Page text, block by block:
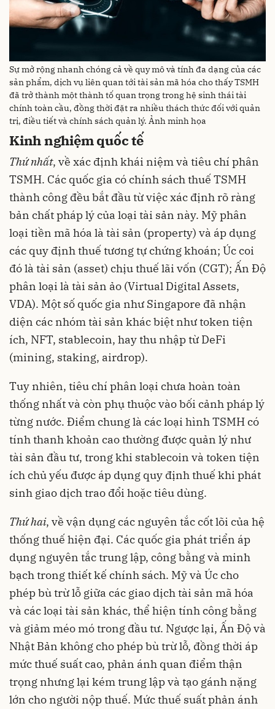
Sự mở rộng nhanh chóng cả về quy mô và tính đa dạng của các
sản phẩm, dịch vụ liên quan tới tài sản mã hóa cho thấy TSMH
đã trở thành một thành tố quan trọng trong hệ sinh thái tài
chính toàn cầu, đồng thời đặt ra nhiều thách thức đối với quản
trị, điều tiết và chính sách quản lý. Ảnh minh họa
Kinh nghiệm quốc tế
Thứ nhất, về xác định khái niệm và tiêu chí phân
TSMH. Các quốc gia có chính sách thuế TSMH
thành công đều bắt đầu từ việc xác định rõ ràng
bản chất pháp lý của loại tài sản này. Mỹ phân
loại tiền mã hóa là tài sản (property) và áp dụng
các quy định thuế tương tự chứng khoán; Úc coi
đó là tài sản (asset) chịu thuế lãi vốn (CGT); Ấn Độ
phân loại là tài sản ảo (Virtual Digital Assets,
VDA). Một số quốc gia như Singapore đã nhận
diện các nhóm tài sản khác biệt như token tiện
ích, NFT, stablecoin, hay thu nhập từ DeFi
(mining, staking, airdrop).
Tuy nhiên, tiêu chí phân loại chưa hoàn toàn
thống nhất và còn phụ thuộc vào bối cảnh pháp lý
từng nước. Điểm chung là các loại hình TSMH có
tính thanh khoản cao thường được quản lý như
tài sản đầu tư, trong khi stablecoin và token tiện
ích chủ yếu được áp dụng quy định thuế khi phát
sinh giao dịch trao đổi hoặc tiêu dùng.
Thứ hai, về vận dụng các nguyên tắc cốt lõi của hệ
thống thuế hiện đại. Các quốc gia phát triển áp
dụng nguyên tắc trung lập, công bằng và minh
bạch trong thiết kế chính sách. Mỹ và Úc cho
phép bù trừ lỗ giữa các giao dịch tài sản mã hóa
và các loại tài sản khác, thể hiện tính công bằng
và giảm méo mó trong đầu tư. Ngược lại, Ấn Độ và
Nhật Bản không cho phép bù trừ lỗ, đồng thời áp
mức thuế suất cao, phản ánh quan điểm thận
trọng nhưng lại kém trung lập và tạo gánh nặng
lớn cho người nộp thuế. Mức thuế suất phản ánh